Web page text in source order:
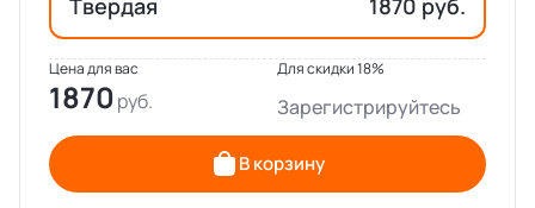
Твердая
1870 руб.
Цена для вас
1870
Для скидки 18%
Зарегистрируйтесь
В корзину